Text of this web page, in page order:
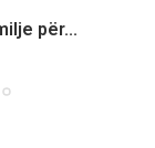
për...